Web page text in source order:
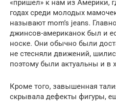
«пришел» к нам из Америки,
годах среди молодых
называют mom’s jeans.
джинсов-американок был и
носке. Они обычно были
не стесняли движений,
поэтому были актуальны и в
Кроме того, завышенная
скрывала дефекты фигуры,